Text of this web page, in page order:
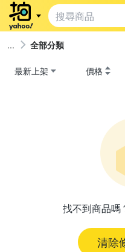
全部分類
最新上架 價格
找不到商品嗎
清除